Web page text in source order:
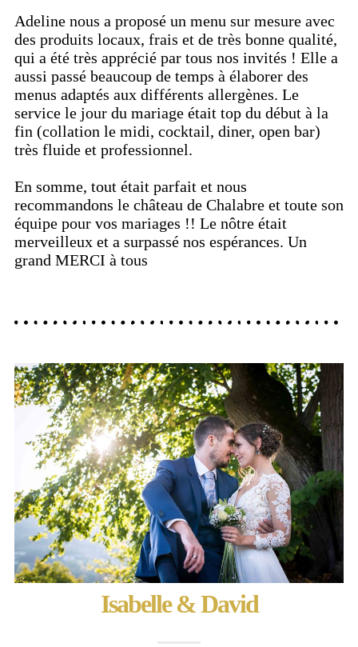
Adeline nous a proposé un menu sur mesure avec
des produits locaux, frais et de très bonne qualité,
qui a été très apprécié par tous nos invités ! Elle a
aussi passé beaucoup de temps à élaborer des
menus adaptés aux différents allergènes. Le
service le jour du mariage était top du début à la
fin (collation le midi, cocktail, diner, open bar)
très fluide et professionnel.
En somme, tout était parfait et nous
recommandons le château de Chalabre et toute son
équipe pour vos mariages !! Le nôtre était
merveilleux et a surpassé nos espérances. Un
grand MERCI à tous
Isabelle & David